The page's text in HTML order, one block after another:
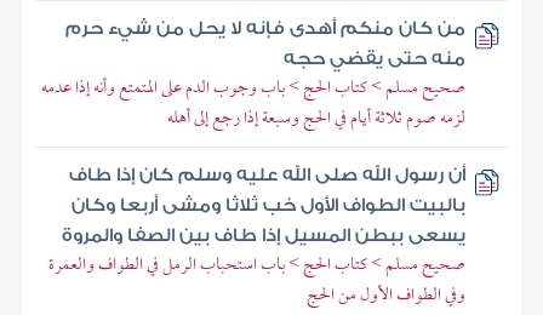
من كان منكم أهدى فإنه لا يحل من شيء حرم
منه حتى يقضي حجه
صحيح مسلم > كتاب الحج > باب وجوب الدم على المتمتع وأنه إذا عدمه
لزمه صوم ثلاثة أيام في الحج وسبعة إذا رجع إلى أهله
أن رسول الله صلى الله عليه وسلم كان إذا طاف
بالبيت الطواف الأول خب ثلاثا ومشى أربعا وكان
يسعى ببطن المسيل إذا طاف بين الصفا والمروة
صحيح مسلم > كتاب الحج > باب استحباب الرمل في الطواف والعمرة
وفي الطواف الأول من الحج